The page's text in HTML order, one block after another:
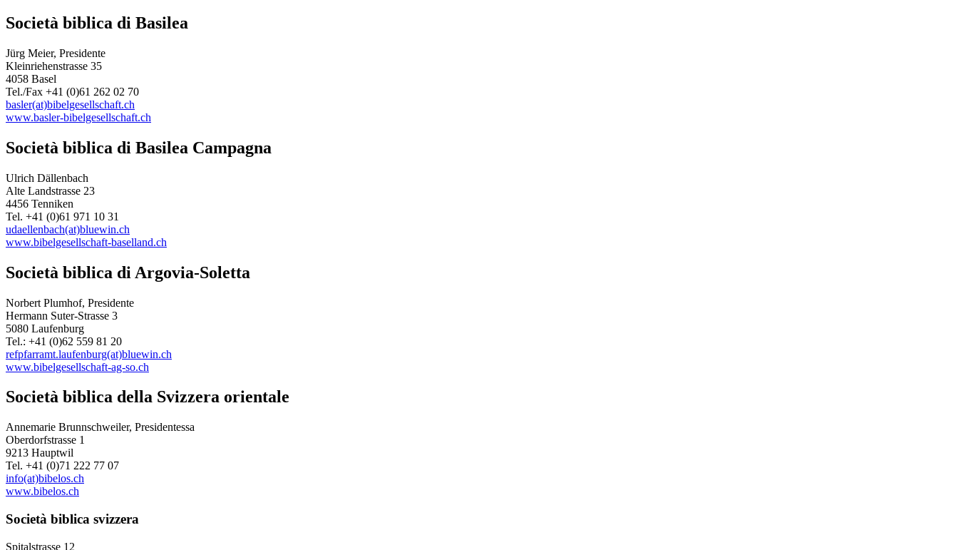
Società biblica di Basilea
Jürg Meier, Presidente
Kleinriehenstrasse 35
4058 Basel
Tel./Fax +41 (0)61 262 02 70
basler(at)bibelgesellschaft.ch
www.basler-bibelgesellschaft.ch
Società biblica di Basilea Campagna
Ulrich Dällenbach
Alte Landstrasse 23
4456 Tenniken
Tel. +41 (0)61 971 10 31
udaellenbach(at)bluewin.ch
www.bibelgesellschaft-baselland.ch
Società biblica di Argovia-Soletta
Norbert Plumhof, Presidente
Hermann Suter-Strasse 3
5080 Laufenburg
Tel.: +41 (0)62 559 81 20
refpfarramt.laufenburg(at)bluewin.ch
www.bibelgesellschaft-ag-so.ch
Società biblica della Svizzera orientale
Annemarie Brunnschweiler, Presidentessa
Oberdorfstrasse 1
9213 Hauptwil
Tel. +41 (0)71 222 77 07
info(at)bibelos.ch
www.bibelos.ch
Società biblica svizzera
Spitalstrasse 12